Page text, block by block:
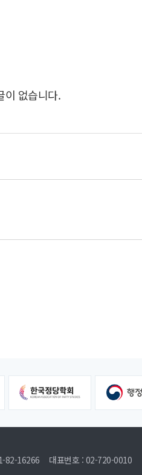
이 없습니다.
82-16266 대표번호 : 02-720-0010